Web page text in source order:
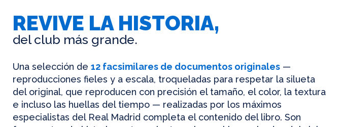
REVIVE LA HISTORIA,
del club más grande.
Una selección de 12 facsimilares de documentos originales —
reproducciones fieles y a escala, troqueladas para respetar la silueta
del original, que reproducen con precisión el tamaño, el color, la textura
e incluso las huellas del tiempo — realizadas por los máximos
especialistas del Real Madrid completa el contenido del libro. Son